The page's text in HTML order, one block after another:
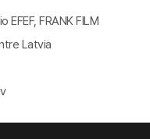
FRANK FILM
Latvia